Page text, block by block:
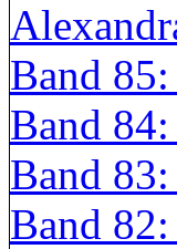
Band
Band
Band
Band